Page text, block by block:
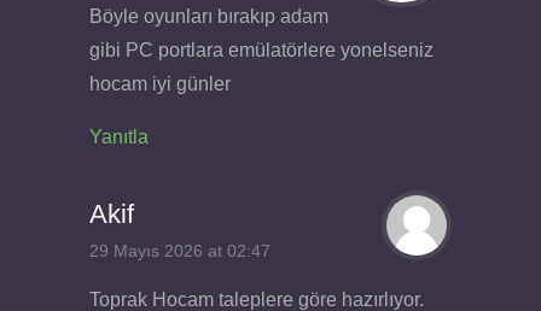
Böyle oyunları bırakıp adam
gibi PC portlara emülatörlere yonelseniz
hocam iyi günler
Yanıtla
Akif
29 Mayıs 2026 at 02:47
Toprak Hocam taleplere göre hazırlıyor.